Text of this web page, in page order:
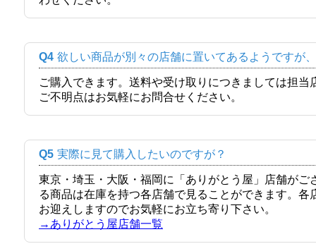
Q4 欲しい商品が別々の店舗に置いてあるようですが
ご購入できます。送料や受け取りにつきましては担
ご不明点はお気軽にお問合せください。
Q5 実際に見て購入したいのですが？
東京・埼玉・大阪・福岡に「ありがとう屋」店舗が
る商品は在庫を持つ各店舗で見ることができます。
お迎えしますのでお気軽にお立ち寄り下さい。
→ありがとう屋店舗一覧